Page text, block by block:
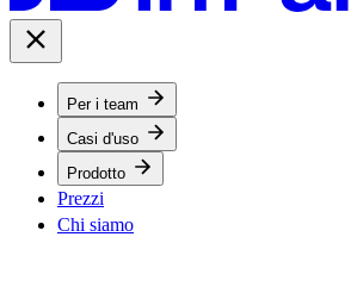
Per i team
Casi d'uso
Prodotto
Prezzi
Chi siamo